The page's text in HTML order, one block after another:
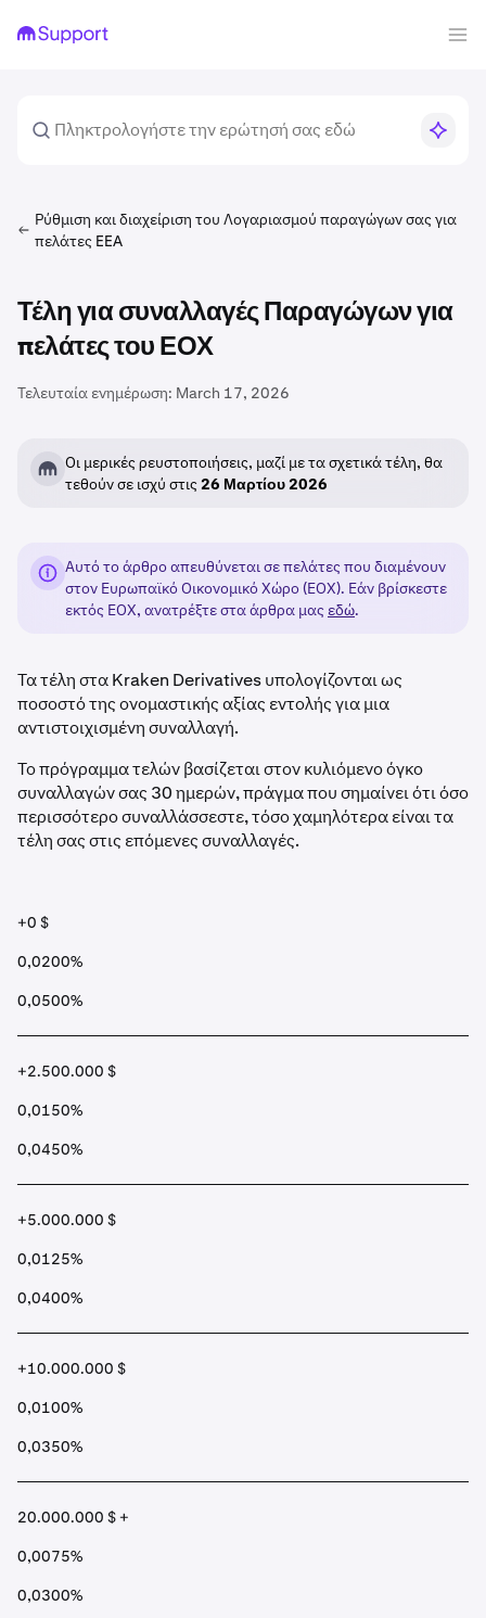
Ρύθμιση και διαχείριση του Λογαριασμού παραγώγων σας για
πελάτες EEA
Τέλη για συναλλαγές Παραγώγων για
πελάτες του ΕΟΧ
Τελευταία ενημέρωση: March 17, 2026
Οι μερικές ρευστοποιήσεις, μαζί με τα σχετικά τέλη, θα
τεθούν σε ισχύ στις26 Μαρτίου 2026
Αυτό το άρθρο απευθύνεται σε πελάτες που διαμένουν
στον Ευρωπαϊκό Οικονομικό Χώρο (ΕΟΧ). Εάν βρίσκεστε
εκτός ΕΟΧ, ανατρέξτε στα άρθρα μας εδώ.
Τα τέλη στα Kraken Derivatives υπολογίζονται ως
ποσοστό της ονομαστικής αξίας εντολής για μια
αντιστοιχισμένη συναλλαγή.
Το πρόγραμμα τελών βασίζεται στον κυλιόμενο όγκο
συναλλαγών σας 30 ημερών, πράγμα που σημαίνει ότι όσο
περισσότερο συναλλάσσεστε, τόσο χαμηλότερα είναι τα
τέλη σας στις επόμενες συναλλαγές.
+0 $
0,0200%
0,0500%
+2.500.000 $
0,0150%
0,0450%
+5.000.000 $
0,0125%
0,0400%
+10.000.000 $
0,0100%
0,0350%
20.000.000 $ +
0,0075%
0,0300%